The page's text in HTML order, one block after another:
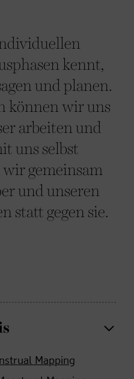
kennt,
und planen.
können wir uns
arbeiten und
uns selbst
gemeinsam
und unseren
statt gegen sie.
Mapping